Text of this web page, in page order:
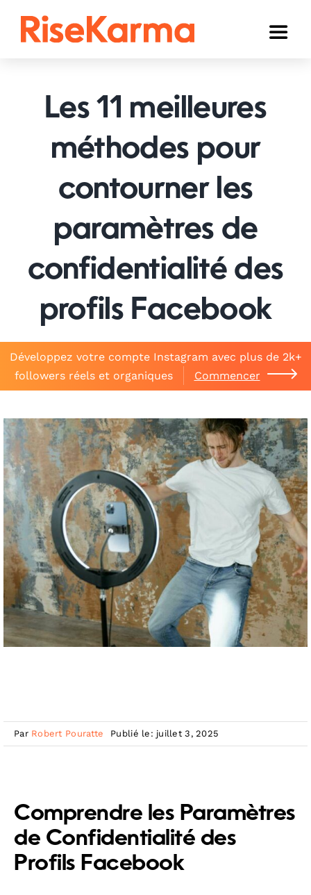
Toggle
TikTok
YouTube
Twitter (𝕏)
Autres
Panier
Les 11 meilleures
méthodes pour
contourner les
paramètres de
confidentialité des
profils Facebook
Développez votre compte Instagram avec plus de 2k+
followers réels et organiques
Commencer
Par Robert Pouratte Publié le: juillet 3, 2025
Comprendre les Paramètres
de Confidentialité des
Profils Facebook